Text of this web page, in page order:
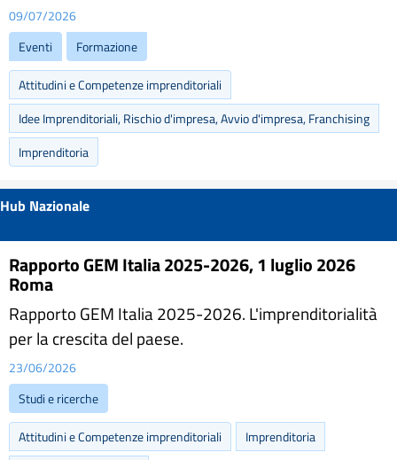
09/07/2026
Eventi
Formazione
Attitudini e Competenze imprenditoriali
Idee Imprenditoriali, Rischio d'impresa, Avvio d'impresa, Franchising
Imprenditoria
Hub Nazionale
Rapporto GEM Italia 2025-2026, 1 luglio 2026
Roma
Rapporto GEM Italia 2025-2026. L'imprenditorialità
per la crescita del paese.
23/06/2026
Studi e ricerche
Attitudini e Competenze imprenditoriali
Imprenditoria